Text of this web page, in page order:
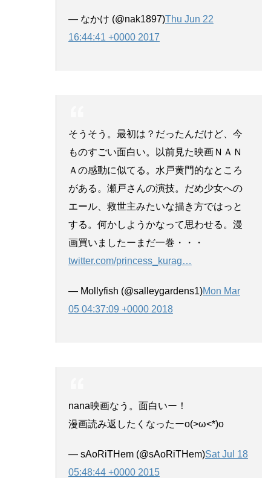
— なかけ (@nak1897)Thu Jun 22
16:44:41 +0000 2017
そうそう。最初は？だったんだけど、今
ものすごい面白い。以前見た映画ＮＡＮ
Ａの感動に似てる。水戸黄門的なところ
がある。瀬戸さんの演技。だめ少女への
エール、救世主みたいな描き方ではっと
する。何かしようかなって思わせる。漫
画買いましたーまだ一巻・・・
twitter.com/princess_kurag…
— Mollyfish (@salleygardens1)Mon Mar
05 04:37:09 +0000 2018
nana映画なう。面白いー！
漫画読み返したくなったーo(>ω<*)o
— sAoRiTHem (@sAoRiTHem)Sat Jul 18
05:48:44 +0000 2015